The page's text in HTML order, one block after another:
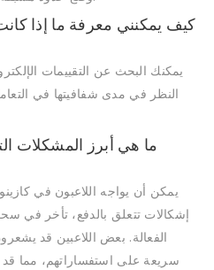
كيف يمكنني معرفة ما إذا
يمكنك البحث عن التقييمات
النظر في مدى شفافيتها في
ما هي أبرز المشكلات
يمكن أن يواجه اللاعبون في
إشكالات تتعلق بالدفع، تأخر في
الفعالة. بعض اللاعبين قد
سريعة على استفساراتهم، مما قد